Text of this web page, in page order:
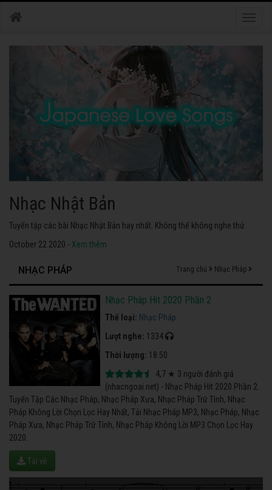
Nhạc Nhật Bản
Tuyển tập các bài Nhạc Nhật Bản hay nhất. Không thể không nghe thử.
October 22 2020 - Xem thêm
NHẠC PHÁP Trang chủ Nhạc Pháp
Nhạc Pháp Hit 2020 Phần 2
Thể loại: Nhạc Pháp
Lượt nghe: 1334
Thời lượng: 18:50
4,7 ★ 3 người đánh giá
(nhacngoai.net) - Nhạc Pháp Hit 2020 Phần 2.
Tuyển Tập Các Nhạc Pháp, Nhạc Pháp Xưa, Nhạc Pháp Trữ Tình, Nhạc
Pháp Không Lời Chọn Lọc Hay Nhất, Tải Nhạc Pháp MP3, Nhạc Pháp, Nhạc
Pháp Xưa, Nhạc Pháp Trữ Tình, Nhạc Pháp Không Lời MP3 Chọn Lọc Hay
2020.
Tải về